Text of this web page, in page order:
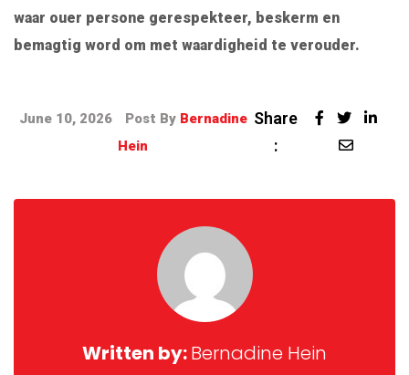
waar ouer persone gerespekteer, beskerm en
bemagtig word om met waardigheid te verouder.
June 10, 2026 Post By Bernadine
Hein
Share
:
Written by:Bernadine Hein